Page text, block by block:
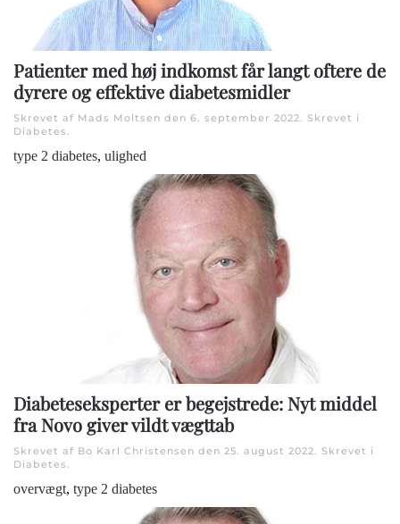
Patienter med høj indkomst får langt oftere de
dyrere og effektive diabetesmidler
Skrevet af Mads Moltsen den 6. september 2022. Skrevet i
Diabetes.
type 2 diabetes, ulighed
Diabeteseksperter er begejstrede: Nyt middel
fra Novo giver vildt vægttab
Skrevet af Bo Karl Christensen den 25. august 2022. Skrevet i
Diabetes.
overvægt, type 2 diabetes